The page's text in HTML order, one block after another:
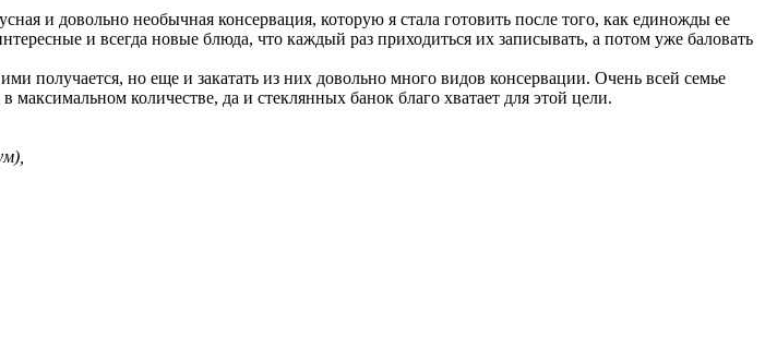
и довольно необычная консервация, которую я стала готовить после того, как единожды ее
и всегда новые блюда, что каждый раз приходиться их записывать, а потом уже баловать
получается, но еще и закатать из них довольно много видов консервации. Очень всей семье
количестве, да и стеклянных банок благо хватает для этой цели.